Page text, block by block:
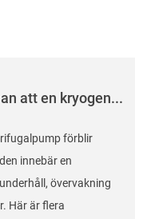
att en kryogen...
förblir
innebär en
övervakning
Här är flera